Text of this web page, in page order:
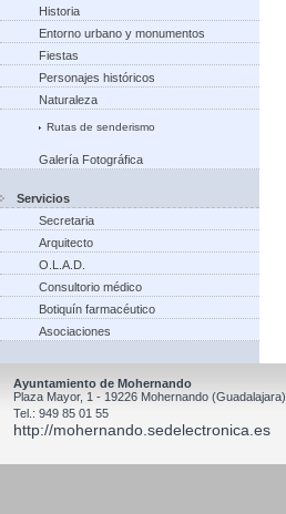
Historia
Entorno urbano y monumentos
Fiestas
Personajes históricos
Naturaleza
Rutas de senderismo
Galería Fotográfica
Servicios
Secretaria
Arquitecto
O.L.A.D.
Consultorio médico
Botiquín farmacéutico
Asociaciones
Ayuntamiento de Mohernando
Plaza Mayor, 1 - 19226 Mohernando (Guadalajara)
Tel.: 949 85 01 55
http://mohernando.sedelectronica.es